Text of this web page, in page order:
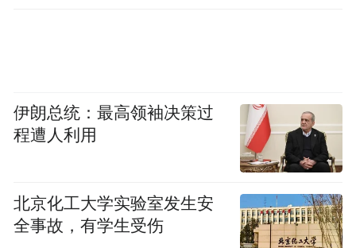
伊朗总统：最高领袖决策过
程遭人利用
北京化工大学实验室发生安
全事故，有学生受伤